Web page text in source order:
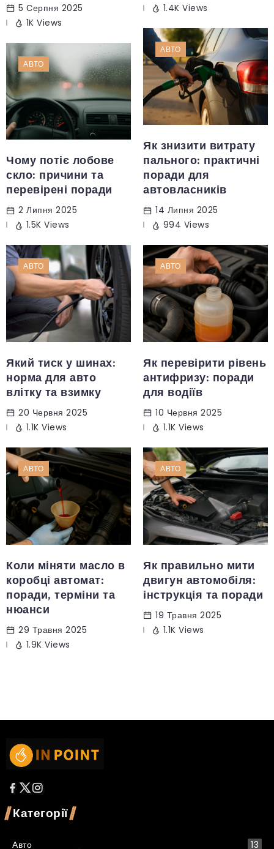
5 Серпня 2025
1K Views
1.4K Views
АВТО
Як знизити витрату
пального: практичні
поради для
автовласників
14 Липня 2025
994 Views
АВТО
Чому потіє лобове
скло: причини та
перевірені поради
2 Липня 2025
1.5K Views
АВТО
Який тиск у шинах:
норма для авто
влітку та взимку
20 Червня 2025
1.1K Views
АВТО
Як перевірити рівень
антифризу: поради
для водіїв
10 Червня 2025
1.1K Views
АВТО
Коли міняти масло в
коробці автомат:
поради, терміни та
нюанси
29 Травня 2025
1.9K Views
АВТО
Як правильно мити
двигун автомобіля:
інструкція та поради
19 Травня 2025
1.1K Views
Категорії
Авто 13